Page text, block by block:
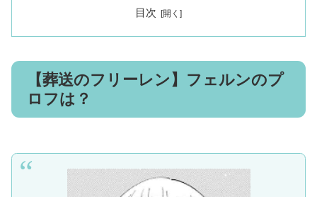
目次
【葬送のフリーレン】フェルンのプ
ロフは？